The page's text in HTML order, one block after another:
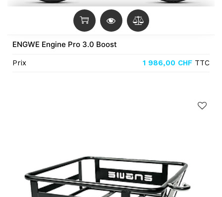
ENGWE Engine Pro 3.0 Boost
Prix 1 986,00 CHF TTC